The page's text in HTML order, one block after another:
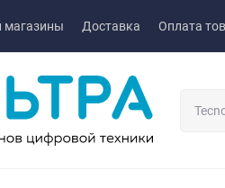
магазины Доставка Оплата